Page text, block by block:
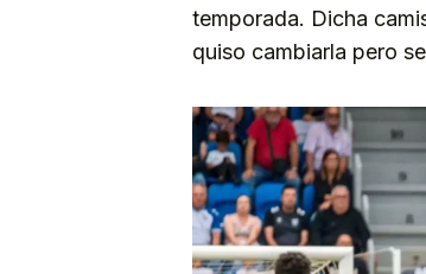
temporada. Dicha
quiso cambiarla pero